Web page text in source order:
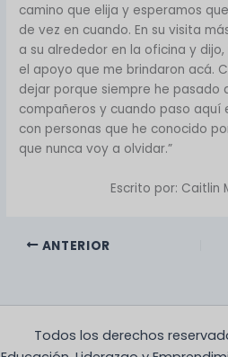
camino que elija y esperamos
de vez en cuando. En su visita
a su alrededor en la oficina y
el apoyo que me brindaron acá.
dejar porque siempre he pasado
compañeros y cuando paso aquí
con personas que he conocido
que nunca voy a olvidar.”
Escrito por: Caitlin
ANTERIOR
Todos los derechos